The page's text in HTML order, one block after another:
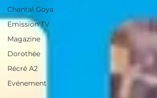
Chantal Goya
Emission TV
Magazine
Dorothée
Récré A2
Evénement